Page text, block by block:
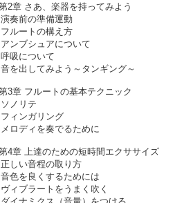
2章 さあ、楽器を持ってみよう
奏前の準備運動
ルートの構え方
ンブシュアについて
吸について
を出してみよう～タンギング～
3章 フルートの基本テクニック
ノリテ
ィンガリング
ロディを奏でるために
4章 上達のための短時間エクササイズ
しい音程の取り方
色を良くするためには
ィブラートをうまく吹く